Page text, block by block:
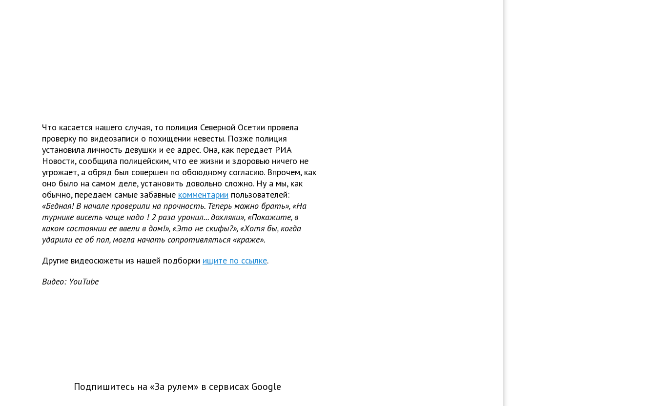
Что касается нашего случая, то полиция Северной Осетии провела
проверку по видеозаписи о похищении невесты. Позже полиция
установила личность девушки и ее адрес. Она, как передает РИА
Новости, сообщила полицейским, что ее жизни и здоровью ничего не
угрожает, а обряд был совершен по обоюдному согласию. Впрочем, как
оно было на самом деле, установить довольно сложно. Ну а мы, как
обычно, передаем самые забавные комментарии пользователей:
«Бедная! В начале проверили на прочность. Теперь можно брать», «На
турнике висеть чаще надо ! 2 раза уронил... дохляки», «Покажите, в
каком состоянии ее ввели в дом!», «Это не скифы?», «Хотя бы, когда
ударили ее об пол, могла начать сопротивляться «краже».
Другие видеосюжеты из нашей подборки ищите по ссылке.
Видео: YouTube
Подпишитесь на «За рулем» в сервисах Google